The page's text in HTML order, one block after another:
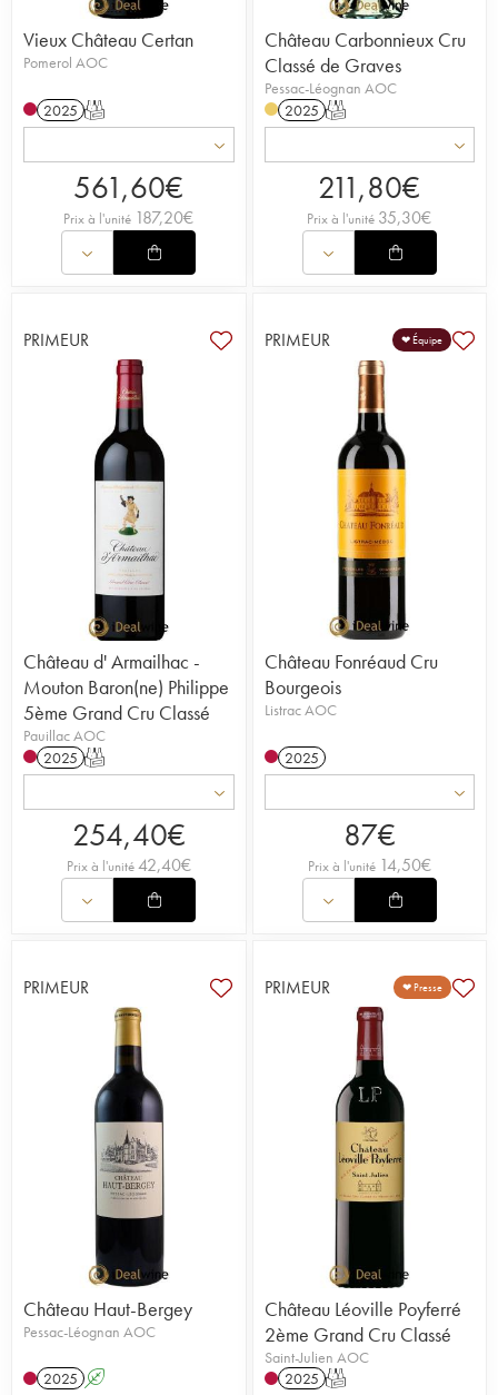
Vieux Château Certan
Pomerol AOC
2025 T
561,60€
Prix à l'unité 187,20€
Château Carbonnieux Cru
Classé de Graves
Pessac-Léognan AOC
2025 T
211,80€
Prix à l'unité 35,30€
PRIMEUR
Château d' Armailhac -
Mouton Baron(ne) Philippe
5ème Grand Cru Classé
Pauillac AOC
2025 T
254,40€
Prix à l'unité42,40€
PRIMEUR ❤ Équipe
Château Fonréaud Cru
Bourgeois
Listrac AOC
2025
87€
Prix à l'unité 14,50€
PRIMEUR
Château Haut-Bergey
Pessac-Léognan AOC
2025 A
PRIMEUR ❤ Presse
Château Léoville Poyferré
2ème Grand Cru Classé
Saint-Julien AOC
2025 T